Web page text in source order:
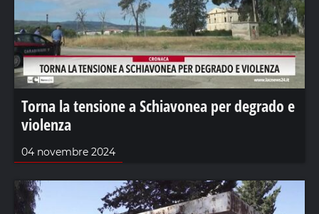
Torna la tensione a Schiavonea per degrado e
violenza
04 novembre 2024